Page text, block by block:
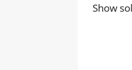
Show